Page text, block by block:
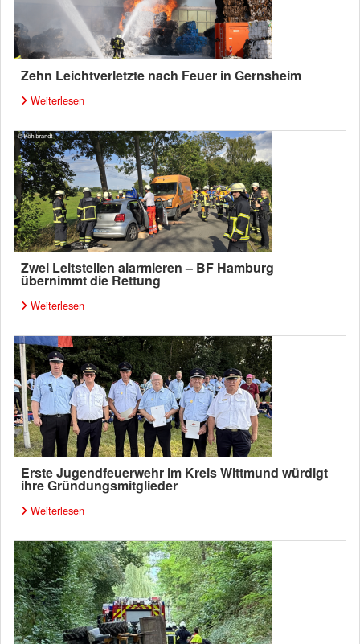
Zehn Leichtverletzte nach Feuer in Gernsheim
Weiterlesen
Zwei Leitstellen alarmieren – BF Hamburg
übernimmt die Rettung
Weiterlesen
Erste Jugendfeuerwehr im Kreis Wittmund würdigt
ihre Gründungsmitglieder
Weiterlesen